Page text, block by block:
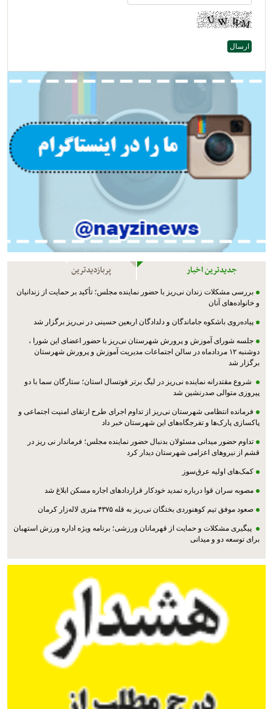
جدیدترین اخبار پربازدیدترین
بررسی مشکلات زندان نی‌ریز با حضور نماینده مجلس؛ تأکید بر حمایت از زندانیان
و خانواده‌های آنان
پیاده‌روی باشکوه جاماندگان و دلدادگان اربعین حسینی در نی‌ریز برگزار شد
جلسه شورای آموزش و پرورش شهرستان نی‌ریز با حضور اعضای این شورا ،
دوشنبه ۱۲ مردادماه در سالن اجتماعات مدیریت آموزش و پرورش شهرستان
برگزار شد
شروع مقتدرانه نماینده نی‌ریز در لیگ برتر فوتسال استان؛ ستارگان سما با دو
پیروزی متوالی صدرنشین شد
فرمانده انتظامی شهرستان نی‌ریز از تداوم اجرای طرح ارتقای امنیت اجتماعی و
پاکسازی پارک‌ها و تفرجگاه‌های این شهرستان خبر داد
تداوم حضور میدانی مسئولان بدنبال حضور نماینده مجلس؛ فرماندار نی ریز در
قشم از نیروهای اعزامی شهرستان دیدار کرد
کمک‌های اولیه عرق‌سوز
مصوبه سران قوا درباره تمدید خودکار قراردادهای اجاره مسکن ابلاغ شد
صعود موفق تیم کوهنوردی بختگان نی‌ریز به قله ۴۳۷۵ متری لاله‌زار کرمان
پیگیری مشکلات و حمایت از قهرمانان ورزشی؛ برنامه ویژه اداره ورزش استهبان
برای توسعه دو و میدانی